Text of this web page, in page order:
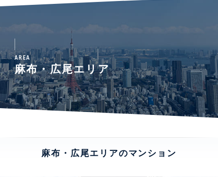
AREA
麻布・広尾エリア
麻布・広尾エリアのマンション